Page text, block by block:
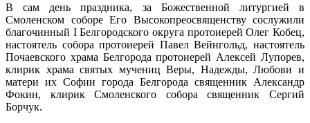
В сам день праздника, за Божественной литургией в
Смоленском соборе Его Высокопреосвященству сослужили
благочинный I Белгородского округа протоиерей Олег Кобец,
настоятель собора протоиерей Павел Вейнгольд, настоятель
Почаевского храма Белгорода протоиерей Алексей Лупорев,
клирик храма святых мучениц Веры, Надежды, Любови и
матери их Софии города Белгорода священник Александр
Фокин, клирик Смоленского собора священник Сергий
Борчук.